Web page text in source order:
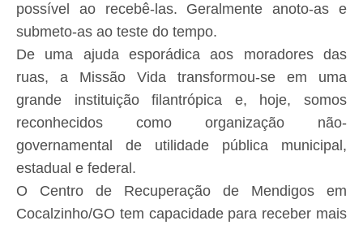
possível ao recebê-las. Geralmente anoto-as e
submeto-as ao teste do tempo.
De uma ajuda esporádica aos moradores das
ruas, a Missão Vida transformou-se em uma
grande instituição filantrópica e, hoje, somos
reconhecidos como organização não-
governamental de utilidade pública municipal,
estadual e federal.
O Centro de Recuperação de Mendigos em
Cocalzinho/GO tem capacidade para receber mais